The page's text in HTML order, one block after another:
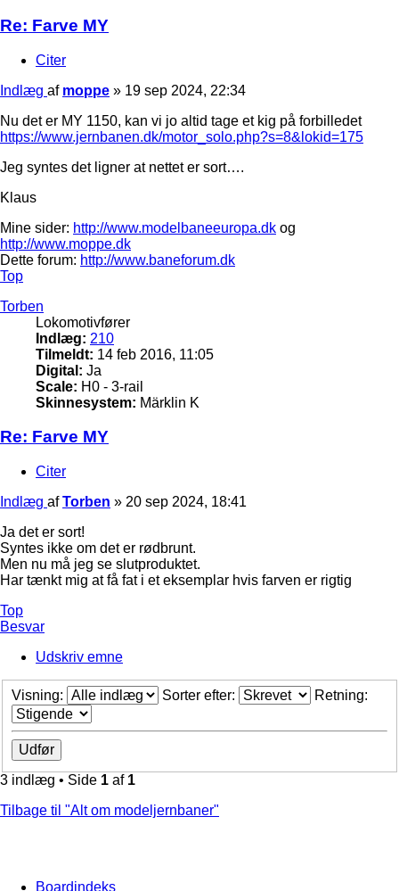
Re: Farve MY
Citer
Indlæg af moppe » 19 sep 2024, 22:34
Nu det er MY 1150, kan vi jo altid tage et kig på forbilledet
https://www.jernbanen.dk/motor_solo.php?s=8&lokid=175
Jeg syntes det ligner at nettet er sort….
Klaus
Mine sider: http://www.modelbaneeuropa.dk og
http://www.moppe.dk
Dette forum: http://www.baneforum.dk
Top
Torben
Lokomotivfører
Indlæg: 210
Tilmeldt: 14 feb 2016, 11:05
Digital: Ja
Scale: H0 - 3-rail
Skinnesystem: Märklin K
Re: Farve MY
Citer
Indlæg afTorben » 20 sep 2024, 18:41
Ja det er sort!
Syntes ikke om det er rødbrunt.
Men nu må jeg se slutproduktet.
Har tænkt mig at få fat i et eksemplar hvis farven er rigtig
Top
Besvar
Udskriv emne
Visning: Sorter efter: Retning:
3 indlæg • Side 1 af 1
Tilbage til "Alt om modeljernbaner"
Boardindeks